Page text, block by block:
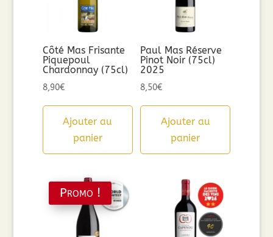
Côté Mas Frisante
Piquepoul
Chardonnay (75cl)
8,90€
Ajouter au
panier
Paul Mas Réserve
Pinot Noir (75cl)
2025
8,50€
Ajouter au
panier
Promo !